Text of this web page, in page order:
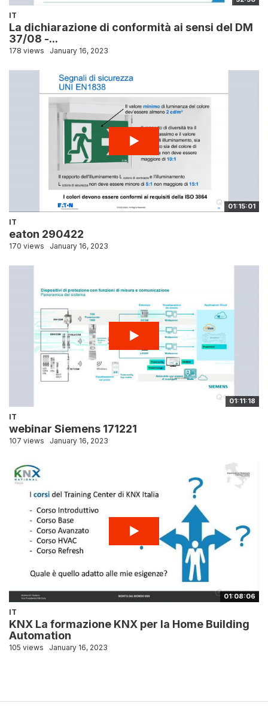
IT
La dichiarazione di conformità ai sensi del DM
37/08 -...
178 views January 16, 2023
01:15:01
IT
eaton 290422
170 views January 16, 2023
01:11:18
IT
webinar Siemens 171221
107 views January 16, 2023
01:08:06
IT
KNX La formazione KNX per la Home Building
Automation
105 views January 16, 2023